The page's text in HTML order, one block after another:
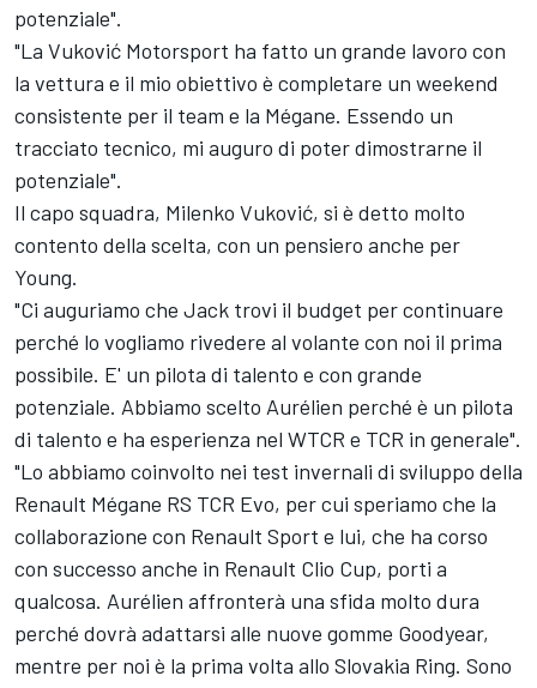
potenziale".
"La Vuković Motorsport ha fatto un grande lavoro con
la vettura e il mio obiettivo è completare un weekend
consistente per il team e la Mégane. Essendo un
tracciato tecnico, mi auguro di poter dimostrarne il
potenziale".
Il capo squadra, Milenko Vuković, si è detto molto
contento della scelta, con un pensiero anche per
Young.
"Ci auguriamo che Jack trovi il budget per continuare
perché lo vogliamo rivedere al volante con noi il prima
possibile. E' un pilota di talento e con grande
potenziale. Abbiamo scelto Aurélien perché è un pilota
di talento e ha esperienza nel WTCR e TCR in generale".
"Lo abbiamo coinvolto nei test invernali di sviluppo della
Renault Mégane RS TCR Evo, per cui speriamo che la
collaborazione con Renault Sport e lui, che ha corso
con successo anche in Renault Clio Cup, porti a
qualcosa. Aurélien affronterà una sfida molto dura
perché dovrà adattarsi alle nuove gomme Goodyear,
mentre per noi è la prima volta allo Slovakia Ring. Sono